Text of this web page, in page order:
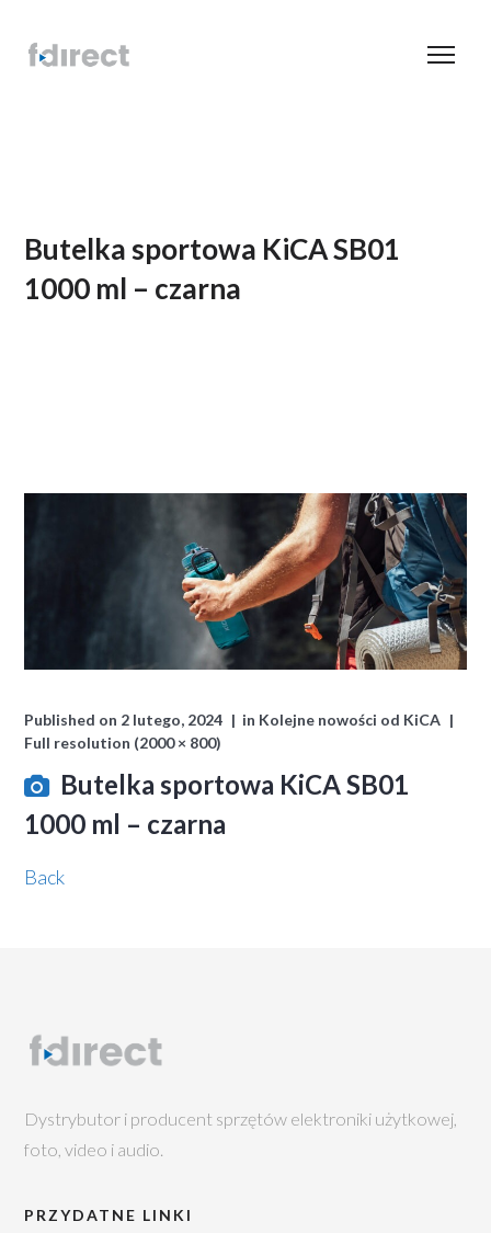
Butelka sportowa KiCA SB01
1000 ml – czarna
Published on 2 lutego, 2024 in Kolejne nowości od KiCA
Full resolution (2000 × 800)
Butelka sportowa KiCA SB01
1000 ml – czarna
Back
Dystrybutor i producent sprzętów elektroniki użytkowej,
foto, video i audio.
PRZYDATNE LINKI